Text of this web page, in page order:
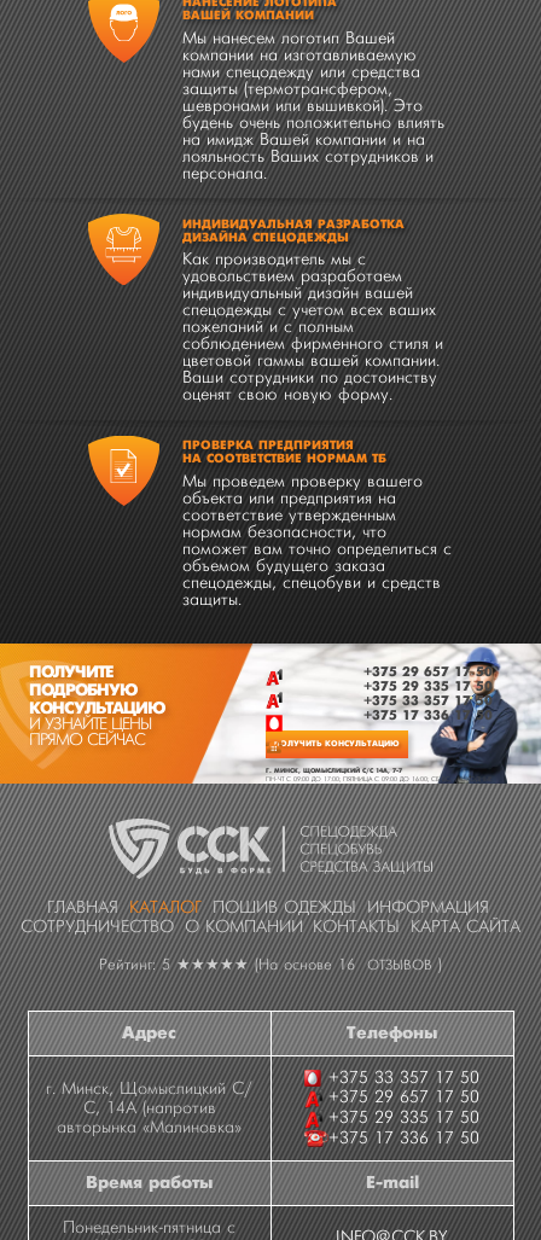
ВАШЕЙ КОМПАНИИ
Мы нанесем логотип Вашей
компании на изготавливаемую
нами спецодежду или средства
защиты (термотрансфером,
шевронами или вышивкой). Это
будень очень положительно влиять
на имидж Вашей компании и на
лояльность Ваших сотрудников и
персонала.
ИНДИВИДУАЛЬНАЯ РАЗРАБОТКА
ДИЗАЙНА СПЕЦОДЕЖДЫ
Как производитель мы с
удовольствием разработаем
индивидуальный дизайн вашей
спецодежды с учетом всех ваших
пожеланий и с полным
соблюдением фирменного стиля и
цветовой гаммы вашей компании.
Ваши сотрудники по достоинству
оценят свою новую форму.
ПРОВЕРКА ПРЕДПРИЯТИЯ
НА СООТВЕТСТВИЕ НОРМАМ ТБ
Мы проведем проверку вашего
объекта или предприятия на
соответствие утвержденным
нормам безопасности, что
поможет вам точно определиться с
объемом будущего заказа
спецодежды, спецобуви и средств
защиты.
ПОЛУЧИТЕ
ПОДРОБНУЮ
КОНСУЛЬТАЦИЮ
И УЗНАЙТЕ ЦЕНЫ
ПРЯМО СЕЙЧАС
+375 29 657 17 50
+375 29 335 17 50
+375 33 357 17 50
+375 17 336 17 50
ПОЛУЧИТЬ КОНСУЛЬТАЦИЮ
Г. МИНСК, ЩОМЫСЛИЦКИЙ С/С 14А, 7-7
ПН-ЧТ C 09:00 ДО 17:00; ПЯТНИЦА C 09:00 ДО 16:00; СБ-ВС - ВЫХОДНЫЕ
ГЛАВНАЯ КАТАЛОГ ПОШИВ ОДЕЖДЫ
ИНФОРМАЦИЯ
СОТРУДНИЧЕСТВО
О КОМПАНИИ КОНТАКТЫ КАРТА САЙТА
Рейтинг: 5★★★★★ (На основе16 ОТЗЫВОВ)
Адрес Телефоны
г. Минск, Щомыслицкий С/
С, 14А (напротив
авторынка «Малиновка»
+375 33 357 17 50
+375 29 657 17 50
+375 29 335 17 50
+375 17 336 17 50
Время работы E-mail
Понедельник-пятница с